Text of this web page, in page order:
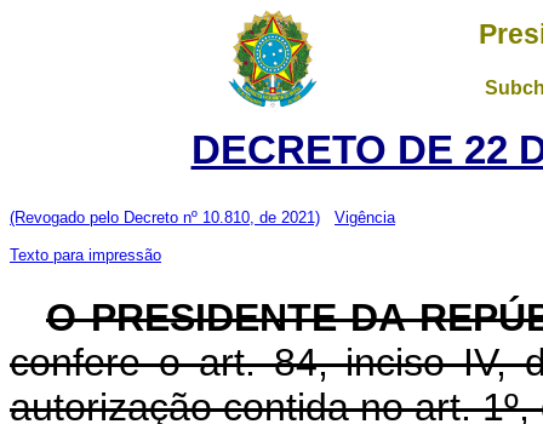
DECRETO DE 22
(Revogado pelo Decreto nº 10.810, de 2021) Vigência
Texto para impressão
O PRESIDENTE DA
confere o art. 84, inciso IV,
autorização contida no art.